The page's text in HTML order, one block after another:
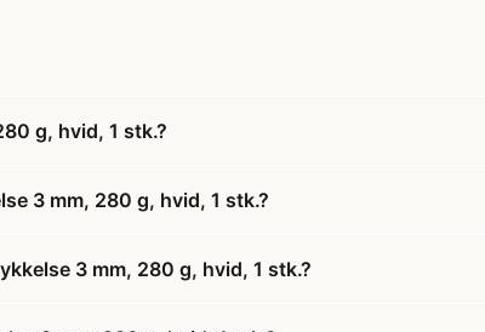
g, hvid, 1 stk.?
3 mm, 280 g, hvid, 1 stk.?
3 mm, 280 g, hvid, 1 stk.?